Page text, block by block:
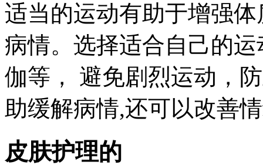
适当的运动有助于增强
病情。选择适合自己的
伽等， 避免剧烈运动，
助缓解病情,还可以改善
皮肤护理的